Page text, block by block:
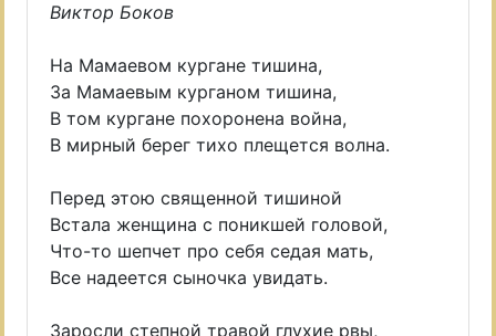
Виктор Боков
На Мамаевом кургане тишина,
За Мамаевым курганом тишина,
В том кургане похоронена война,
В мирный берег тихо плещется волна.
Перед этою священной тишиной
Встала женщина с поникшей головой,
Что-то шепчет про себя седая мать,
Все надеется сыночка увидать.
Заросли степной травой глухие рвы,